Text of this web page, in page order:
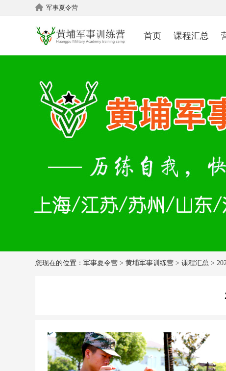
军事夏令营
首页 课程汇总
您现在的位置： 军事夏令营 > 黄埔军事训练营 > 课程汇总 >